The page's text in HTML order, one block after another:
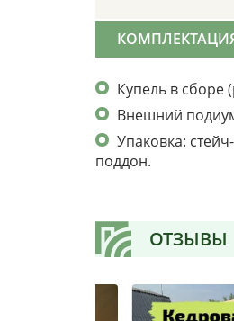
Купель в сборе
Внешний
Упаковка:
поддон.
ОТЗЫВЫ